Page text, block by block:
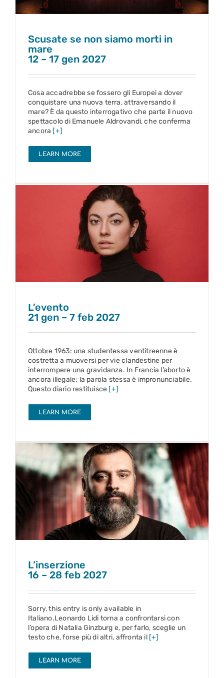
Scusate se non siamo morti in
mare
12 – 17 gen 2027
Cosa accadrebbe se fossero gli Europei a dover
conquistare una nuova terra, attraversando il
mare? È da questo interrogativo che parte il nuovo
spettacolo di Emanuele Aldrovandi, che conferma
ancora [+]
LEARN MORE
L’evento
21 gen – 7 feb 2027
L’evento
21 gen – 7 feb 2027
Ottobre 1963: una studentessa ventitreenne è
costretta a muoversi per vie clandestine per
interrompere una gravidanza. In Francia l’aborto è
ancora illegale: la parola stessa è impronunciabile.
Questo diario restituisce [+]
LEARN MORE
L’inserzione
16 – 28 feb 2027
L’inserzione
16 – 28 feb 2027
Sorry, this entry is only available in
Italiano.Leonardo Lidi torna a confrontarsi con
l’opera di Natalia Ginzburg e, per farlo, sceglie un
testo che, forse più di altri, affronta il [+]
LEARN MORE